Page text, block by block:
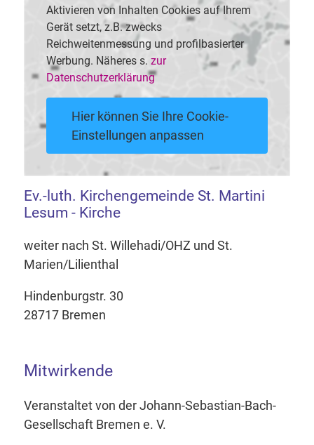
Aktivieren von Inhalten Cookies auf Ihrem
Gerät setzt, z.B. zwecks
Reichweitenmessung und profilbasierter
Werbung. Näheres s. zur
Datenschutzerklärung
Hier können Sie Ihre Cookie-
Einstellungen anpassen
Ev.-luth. Kirchengemeinde St. Martini
Lesum - Kirche
weiter nach St. Willehadi/OHZ und St.
Marien/Lilienthal
Hindenburgstr. 30
28717 Bremen
Mitwirkende
Veranstaltet von der Johann-Sebastian-Bach-
Gesellschaft Bremen e. V.